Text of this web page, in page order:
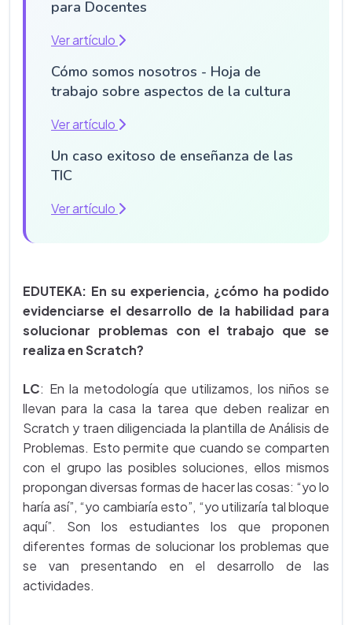
para Docentes
Ver artículo
Cómo somos nosotros - Hoja de
trabajo sobre aspectos de la cultura
Ver artículo
Un caso exitoso de enseñanza de las
TIC
Ver artículo
EDUTEKA: En su experiencia, ¿cómo ha podido
evidenciarse el desarrollo de la habilidad para
solucionar problemas con el trabajo que se
realiza en Scratch?
LC: En la metodología que utilizamos, los niños se
llevan para la casa la tarea que deben realizar en
Scratch y traen diligenciada la plantilla de Análisis de
Problemas. Esto permite que cuando se comparten
con el grupo las posibles soluciones, ellos mismos
propongan diversas formas de hacer las cosas: “yo lo
haría así”, “yo cambiaría esto”, “yo utilizaría tal bloque
aquí”. Son los estudiantes los que proponen
diferentes formas de solucionar los problemas que
se van presentando en el desarrollo de las
actividades.